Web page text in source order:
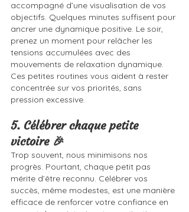
accompagné d’une visualisation de vos
objectifs. Quelques minutes suffisent pour
ancrer une dynamique positive. Le soir,
prenez un moment pour relâcher les
tensions accumulées avec des
mouvements de relaxation dynamique.
Ces petites routines vous aident à rester
concentrée sur vos priorités, sans
pression excessive.
5. Célébrer chaque petite
victoire 🎉
Trop souvent, nous minimisons nos
progrès. Pourtant, chaque petit pas
mérite d’être reconnu. Célébrer vos
succès, même modestes, est une manière
efficace de renforcer votre confiance en